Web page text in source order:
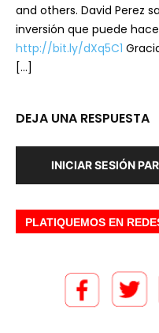
and others. David Perez
inversión que puede
http://bit.ly/dXq5C1
[…]
DEJA UNA RESPUESTA
INICIAR SESIÓN
PLATIQUEMOS EN